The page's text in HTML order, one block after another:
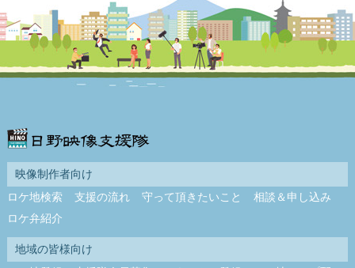
映像制作者向け
ロケ地検索
支援の流れ 守って頂きたいこと
相談＆申し込み
ロケ弁紹介
地域の皆様向け